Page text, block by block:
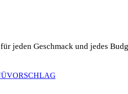
jeden Geschmack und jedes